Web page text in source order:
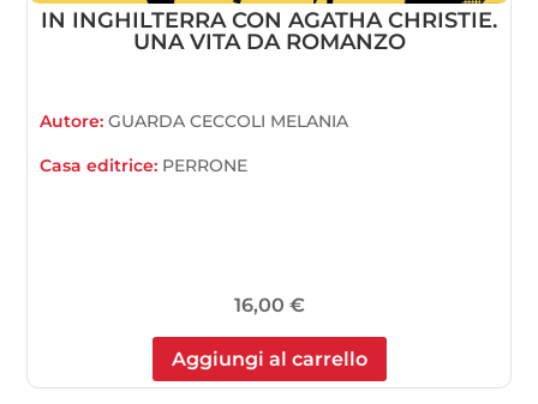
IN INGHILTERRA CON AGATHA CHRISTIE.
UNA VITA DA ROMANZO
Autore:GUARDA CECCOLI MELANIA
Casa editrice: PERRONE
16,00 €
Aggiungi al carrello